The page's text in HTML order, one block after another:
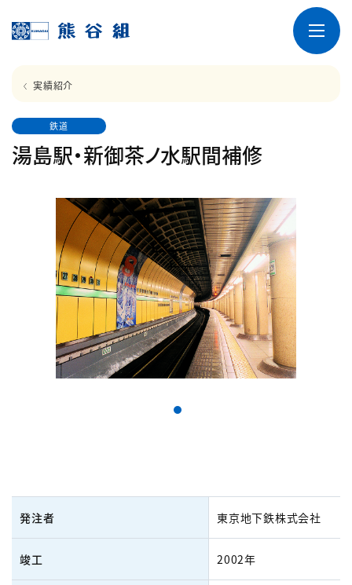
実績紹介
鉄道
湯島駅・新御茶ノ水駅間補修
発注者 東京地下鉄株式会社
竣工 2002年